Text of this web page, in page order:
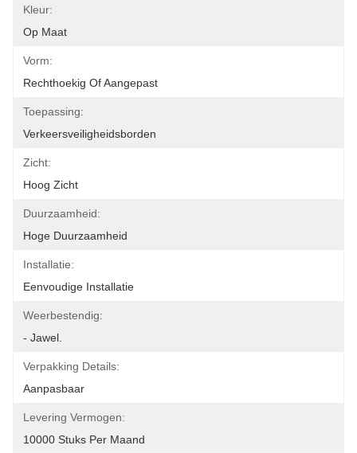
Kleur:
Op Maat
Vorm:
Rechthoekig Of Aangepast
Toepassing:
Verkeersveiligheidsborden
Zicht:
Hoog Zicht
Duurzaamheid:
Hoge Duurzaamheid
Installatie:
Eenvoudige Installatie
Weerbestendig:
- Jawel.
Verpakking Details:
Aanpasbaar
Levering Vermogen:
10000 Stuks Per Maand